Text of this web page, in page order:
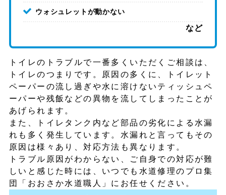
ウォシュレットが動かない
など
トイレのトラブルで一番多くいただくご相談は、
トイレのつまりです。原因の多くに、トイレット
ペーパーの流し過ぎや水に溶けないティッシュペ
ーパーや残飯などの異物を流してしまったことが
あげられます。
また、トイレタンク内など部品の劣化による水漏
れも多く発生しています。水漏れと言ってもその
原因は様々あり、対応方法も異なります。
トラブル原因がわからない、ご自身での対応が難
しいと感じた時には、いつでも水道修理のプロ集
団「おおさか水道職人」にお任せください。